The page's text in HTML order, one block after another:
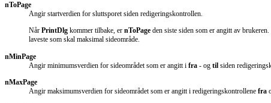
nToPage
Angir startverdien for sluttsporet siden redigeringskontrollen.
Når PrintDlg kommer tilbake, er nToPage den siste siden som er angitt av
laveste som skal maksimal sideområde.
nMinPage
Angir minimumsverdien for sideområdet som er angitt i fra - og til siden
nMaxPage
Angir maksimumsverdien for sideområdet som er angitt i redigeringskontrollene fra